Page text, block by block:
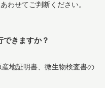
わせてご判断ください。
できますか？
地証明書、微生物検査書の